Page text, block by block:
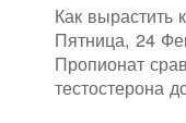
Как вырастить
Пятница, 24
Пропионат
тестостерона